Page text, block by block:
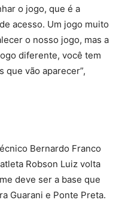
o jogo, que é a
acesso. Um jogo muito
o nosso jogo, mas a
diferente, você tem
que vão aparecer”,
Bernardo Franco
Robson Luiz volta
deve ser a base que
Guarani e Ponte Preta.